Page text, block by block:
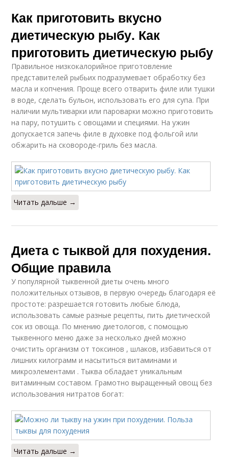
Как приготовить вкусно
диетическую рыбу. Как
приготовить диетическую рыбу
Правильное низкокалорийное приготовление
представителей рыбьих подразумевает обработку без
масла и копчения. Проще всего отварить филе или тушки
в воде, сделать бульон, использовать его для супа. При
наличии мультиварки или пароварки можно приготовить
на пару, потушить с овощами и специями. На ужин
допускается запечь филе в духовке под фольгой или
обжарить на сковороде-гриль без масла.
Читать дальше →
Диета с тыквой для похудения.
Общие правила
У популярной тыквенной диеты очень много
положительных отзывов, в первую очередь благодаря её
простоте: разрешается готовить любые блюда,
использовать самые разные рецепты, пить диетической
сок из овоща. По мнению диетологов, с помощью
тыквенного меню даже за несколько дней можно
очистить организм от токсинов , шлаков, избавиться от
лишних килограмм и насытиться витаминами и
микроэлементами . Тыква обладает уникальным
витаминным составом. Грамотно выращенный овощ без
использования нитратов богат:
Читать дальше →